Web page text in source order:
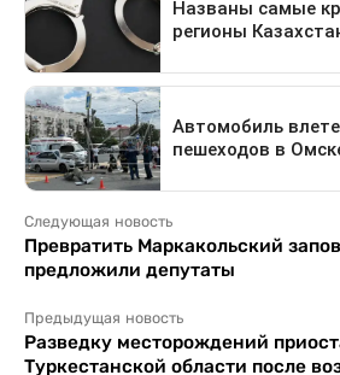
Следующая новость
Превратить Маркакольский
предложили депутаты
Предыдущая новость
Разведку месторождений
Туркестанской области после